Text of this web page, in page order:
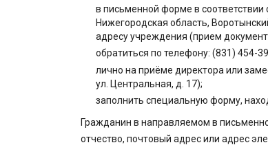
в письменной форме в
Нижегородская область,
адресу учреждения (прием
обратиться по телефону: (831) 454-
лично на приёме директора или
ул. Центральная, д. 17);
заполнить специальную форму,
Гражданин в направляемом в
отчество, почтовый адрес или адрес